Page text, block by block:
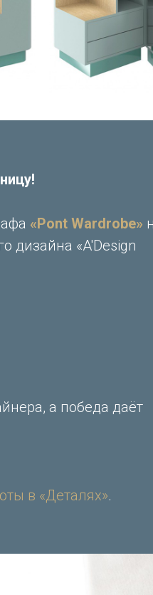
«Pont Wardrobe»
дизайна «A'Design
а победа даёт
в «Деталях».